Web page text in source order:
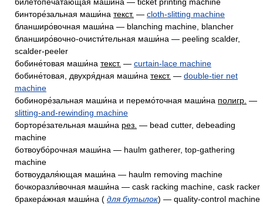
бинторе́зальная маши́на текст. — cloth-slitting machine
бланширо́вочная маши́на — blanching machine, blancher
бланширо́вочно-очисти́тельная маши́на — peeling scalder,
scalder-peeler
бобине́товая маши́на текст. — curtain-lace machine
бобине́товая, двухря́дная маши́на текст. — double-tier net
machine
бобиноре́зальная маши́на и перемо́точная маши́на полигр. —
slitting-and-rewinding machine
борторе́зательная маши́на рез. — bead cutter, debeading
machine
ботвоубо́рочная маши́на — haulm gatherer, top-gathering
machine
ботвоудаля́ющая маши́на — haulm removing machine
бочкоразли́вочная маши́на — cask racking machine, cask racker
бракера́жная маши́на ( для бутылок) — quality-control machine